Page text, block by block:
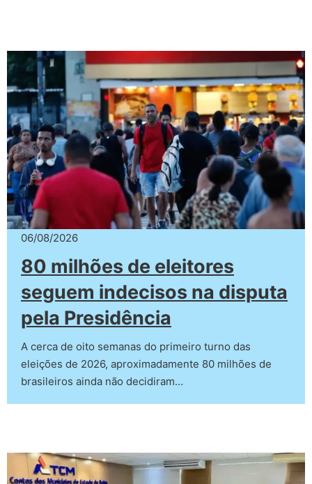
06/08/2026
80 milhões de eleitores
seguem indecisos na disputa
pela Presidência
A cerca de oito semanas do primeiro turno das
eleições de 2026, aproximadamente 80 milhões de
brasileiros ainda não decidiram…